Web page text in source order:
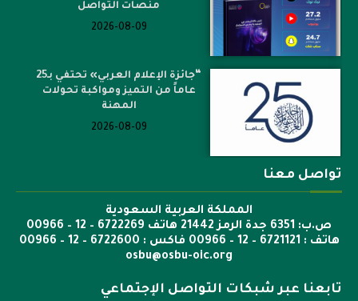
منصات التواصل
2026-08-09
“جائزة الإعلام العربي» تحتفي بـ25
عاماً من التميز ومواكبة تحولات
المهنة
2026-08-09
تواصل معنا
المملكة العربية السعودية
ص.ب: 6351 جدة الرمز 21442 هاتف 6722269 – 12 – 00966
هاتف : 6721121 – 12 – 00966 فاكس : 6722600 – 12 – 00966
osbu@osbu-oic.org
تابعنا عبر شبكات التواصل الإجتماعي